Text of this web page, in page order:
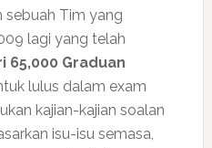
sebuah Tim yang
lagi yang telah
Graduan
lulus dalam exam
kajian-kajian soalan
isu-isu semasa,